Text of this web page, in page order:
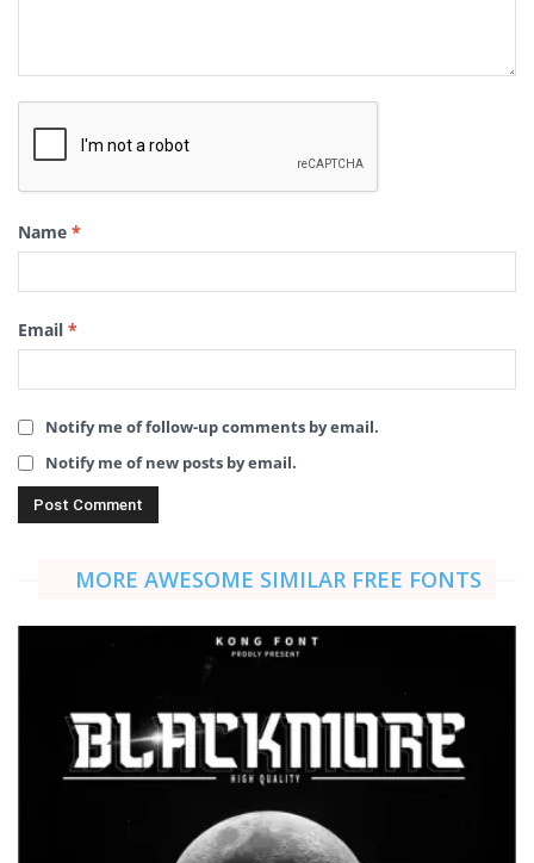
Name *
Email *
Notify me of follow-up comments by email.
Notify me of new posts by email.
MORE AWESOME SIMILAR FREE FONTS